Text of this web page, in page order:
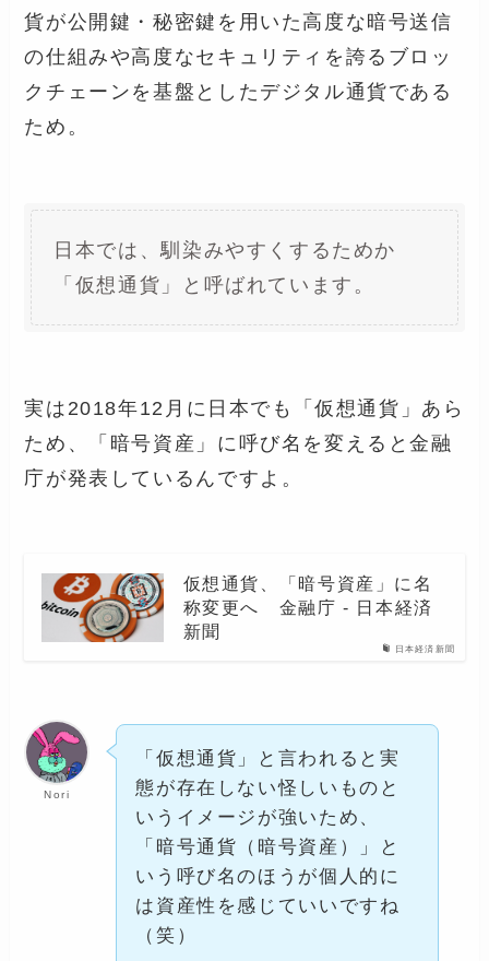
貨が公開鍵・秘密鍵を用いた高度な暗号送信
の仕組みや高度なセキュリティを誇るブロッ
クチェーンを基盤としたデジタル通貨である
ため。
日本では、馴染みやすくするためか
「仮想通貨」と呼ばれています。
実は2018年12月に日本でも「仮想通貨」あら
ため、「暗号資産」に呼び名を変えると金融
庁が発表しているんですよ。
日本経済新聞
仮想通貨、「暗号資産」に名
称変更へ 金融庁 - 日本経済
新聞
Nori
「仮想通貨」と言われると実
態が存在しない怪しいものと
いうイメージが強いため、
「暗号通貨（暗号資産）」と
いう呼び名のほうが個人的に
は資産性を感じていいですね
（笑）